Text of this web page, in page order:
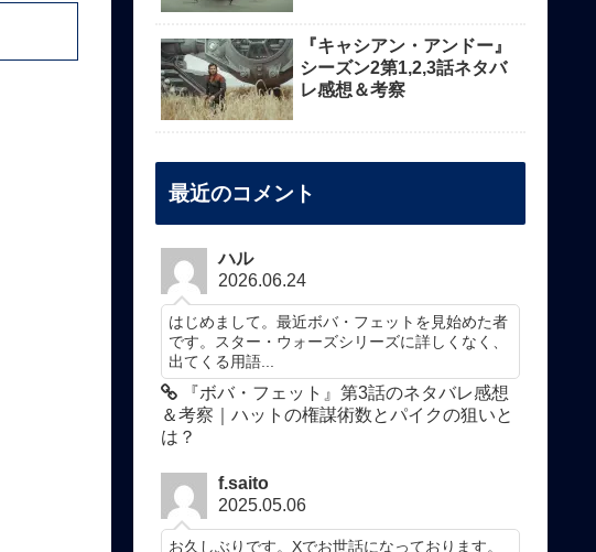
『キャシアン・アンドー』
シーズン2第1,2,3話ネタバ
レ感想＆考察
最近のコメント
ハル
2026.06.24
はじめまして。最近ボバ・フェットを見始めた者
です。スター・ウォーズシリーズに詳しくなく、
出てくる用語...
『ボバ・フェット』第3話のネタバレ感想
＆考察｜ハットの権謀術数とパイクの狙いと
は？
f.saito
2025.05.06
お久しぶりです。Xでお世話になっております。